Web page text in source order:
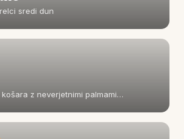
sredi dun
z neverjetnimi palmami…